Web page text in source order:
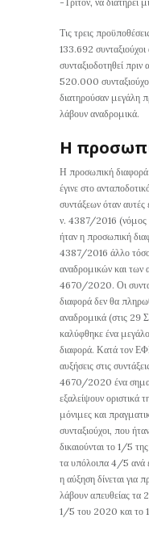
Τις τρεις
133.692
συνταξιοδοτηθεί
520.000
διατηρούσαν μεγάλη
λάβουν αναδρομικά.
Η
Η προσωπική διαφορά
έγινε στο
συντάξεων όταν
ν. 4387/2016 (νόμος
ήταν η προσωπική
4387/2016 άλλο τόσο
αναδρομικών και των
4670/2020. Οι
διαφορά δεν θα
αναδρομικά (στις 29
καλύφθηκε ένα
διαφορά. Κατά τον
αυξήσεις στις
4670/2020 ένα
εξαλείψουν οριστικά
μόνιμες και
συνταξιούχοι, που
δικαιούνται το 1/5
τα υπόλοιπα 4/5 ανά
η αύξηση δίνεται για
λάβουν απευθείας τα
1/5 του 2020 και το